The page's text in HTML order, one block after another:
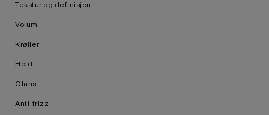
Tekstur og definisjon
Volum
Krøller
Hold
Glans
Anti-frizz